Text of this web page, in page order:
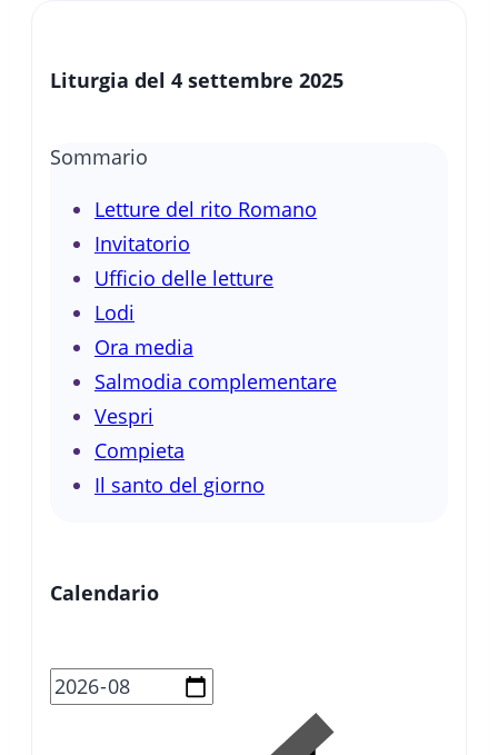
Liturgia del 4 settembre 2025
Sommario
Letture del rito Romano
Invitatorio
Ufficio delle letture
Lodi
Ora media
Salmodia complementare
Vespri
Compieta
Il santo del giorno
Calendario